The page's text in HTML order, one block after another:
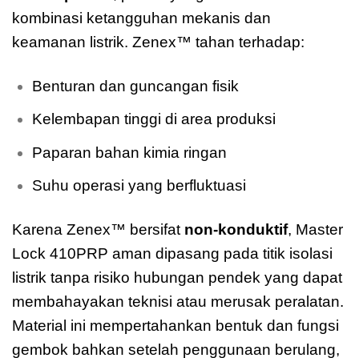
kombinasi ketangguhan mekanis dan
keamanan listrik. Zenex™ tahan terhadap:
Benturan dan guncangan fisik
Kelembapan tinggi di area produksi
Paparan bahan kimia ringan
Suhu operasi yang berfluktuasi
Karena Zenex™ bersifat non-konduktif, Master
Lock 410PRP aman dipasang pada titik isolasi
listrik tanpa risiko hubungan pendek yang dapat
membahayakan teknisi atau merusak peralatan.
Material ini mempertahankan bentuk dan fungsi
gembok bahkan setelah penggunaan berulang,